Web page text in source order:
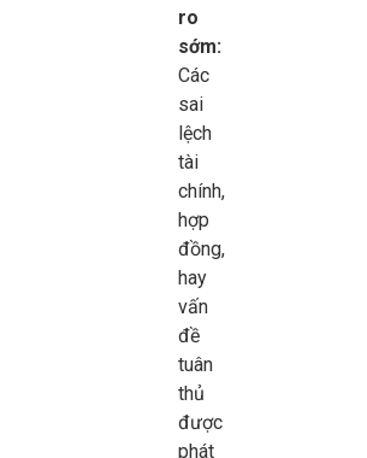
ro
sớm:
Các
sai
lệch
tài
chính,
hợp
đồng,
hay
vấn
đề
tuân
thủ
được
phát